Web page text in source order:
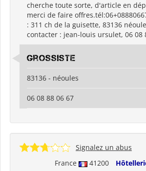
cherche toute sorte, d'article en
merci de faire
: 311 ch de la guisette, 83136
contacter : jean-louis ursulet, 06 08
grossiste
83136 - néoules
06 08 88 06 67
France 41200
Signalez un abus